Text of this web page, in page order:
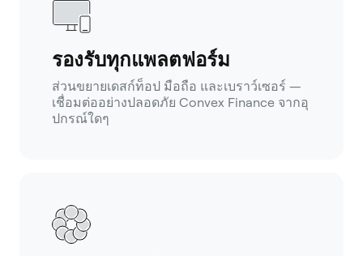
รองรับทุกแพลตฟอร์ม
ส่วนขยายเดสก์ท็อป มือถือ และเบราว์เซอร์ —
เชื่อมต่ออย่างปลอดภัย Convex Finance จากอุ
ปกรณ์ใดๆ